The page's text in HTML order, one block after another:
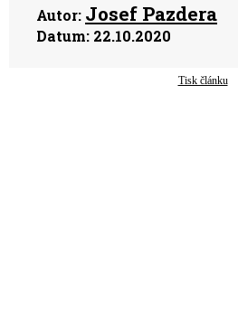
Autor: Josef Pazdera
Datum: 22.10.2020
Tisk článku